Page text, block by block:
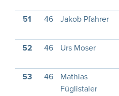
51
46 Jakob Pfahrer
52
46 Urs Moser
53
46
Mathias
Füglistaler